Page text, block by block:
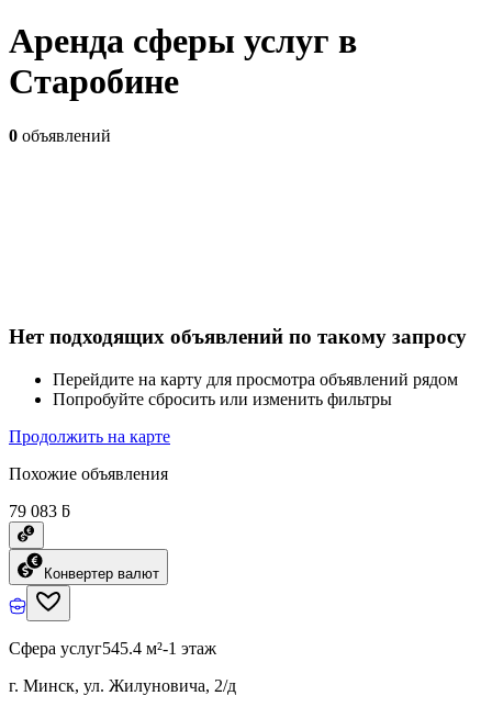
Аренда сферы услуг в
Старобине
0 объявлений
Нет подходящих объявлений по такому запросу
Перейдите на карту для просмотра объявлений рядом
Попробуйте сбросить или изменить фильтры
Продолжить на карте
Похожие объявления
79 083 ƃ
Конвертер валют
Сфера услуг545.4 м²-1 этаж
г. Минск, ул. Жилуновича, 2/д